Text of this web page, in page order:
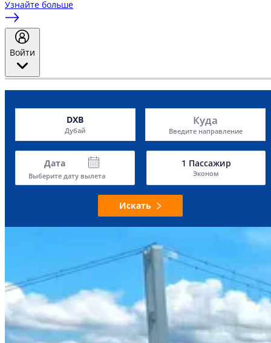
Узнайте больше
Войти
DXB
Дубай
Куда
Введите направление
Дата
Выберите дату вылета
1 Пассажир
Эконом
Искать